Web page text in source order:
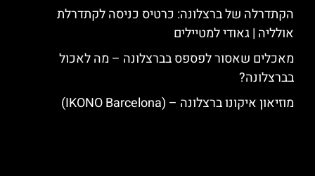
הקתדרלה של ברצלונה: כרטיס כניסה לקתדרלת
אולליה | גאודי למטיילים
מאכלים שאסור לפספס בברצלונה – מה לאכול
בברצלונה?
מוזיאון איקונו ברצלונה – (IKONO Barcelona)